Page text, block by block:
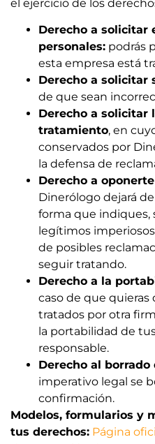
el ejercicio de los
Derecho a solicitar
personales: podrás
esta empresa está
Derecho a solicitar
de que sean
Derecho a solicitar
tratamiento, en
conservados por
la defensa de
Derecho a
Dinerólogo dejará
forma que indiques,
legítimos
de posibles
seguir tratando.
Derecho a la
caso de que quieras
tratados por otra
la portabilidad de
responsable.
Derecho al borrado
imperativo legal se
confirmación.
Modelos, formularios y
tus derechos: Página